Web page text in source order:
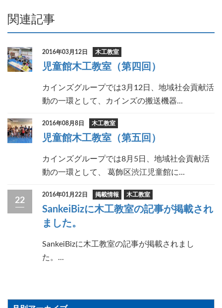
関連記事
2016年03月12日 木工教室
児童館木工教室（第四回）
カインズグループでは3月12日、地域社会貢献活
動の一環として、カインズの搬送機器...
2016年08月8日 木工教室
児童館木工教室（第五回）
カインズグループでは8月5日、地域社会貢献活
動の一環として、 葛飾区渋江児童館に...
22
2016年01月22日 掲載情報 木工教室
SankeiBizに木工教室の記事が掲載され
ました。
SankeiBizに木工教室の記事が掲載されまし
た。...